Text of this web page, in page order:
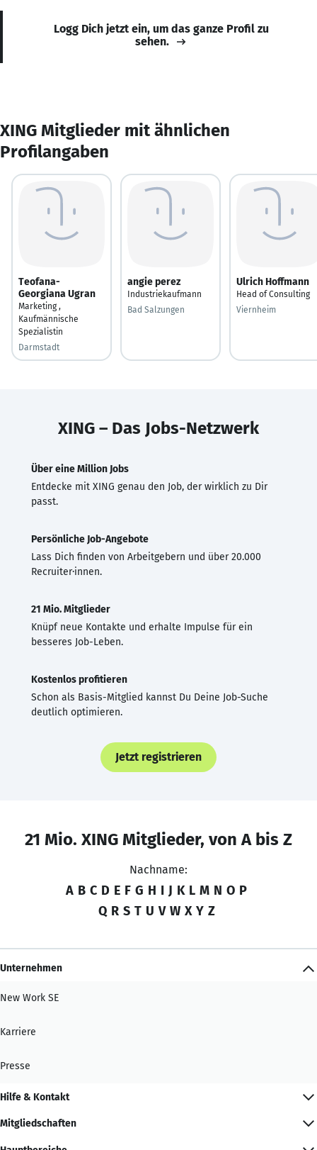
Logg Dich jetzt ein, um das ganze Profil zu
sehen.
XING Mitglieder mit ähnlichen
Profilangaben
Teofana-
Georgiana Ugran
Marketing ,
Kaufmännische
Spezialistin
Darmstadt
angie perez
Industriekaufmann
Bad Salzungen
Ulrich Hoffmann
Head of Consulting
Viernheim
XING – Das Jobs-Netzwerk
Über eine Million Jobs
Entdecke mit XING genau den Job, der wirklich zu Dir
passt.
Persönliche Job-Angebote
Lass Dich finden von Arbeitgebern und über 20.000
Recruiter·innen.
21 Mio. Mitglieder
Knüpf neue Kontakte und erhalte Impulse für ein
besseres Job-Leben.
Kostenlos profitieren
Schon als Basis-Mitglied kannst Du Deine Job-Suche
deutlich optimieren.
Jetzt registrieren
21 Mio. XING Mitglieder, von A bis Z
Nachname:
A B C D E F G H I J K L M N O P
Q R S T U V W X Y Z
Unternehmen
New Work SE
Karriere
Presse
Hilfe & Kontakt
Mitgliedschaften